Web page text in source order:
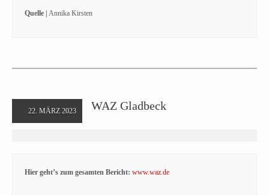
Quelle | Annika Kirsten
22. MÄRZ 2023 WAZ Gladbeck
Hier geht’s zum gesamten Bericht: www.waz.de